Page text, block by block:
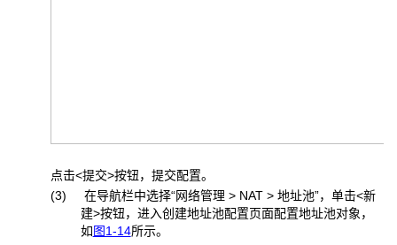
点击<提交>按钮，提交配置。
(3) 在导航栏中选择“网络管理 > NAT > 地址池”，单击<新
建>按钮，进入创建地址池配置页面配置地址池对象，
如图1-14所示。